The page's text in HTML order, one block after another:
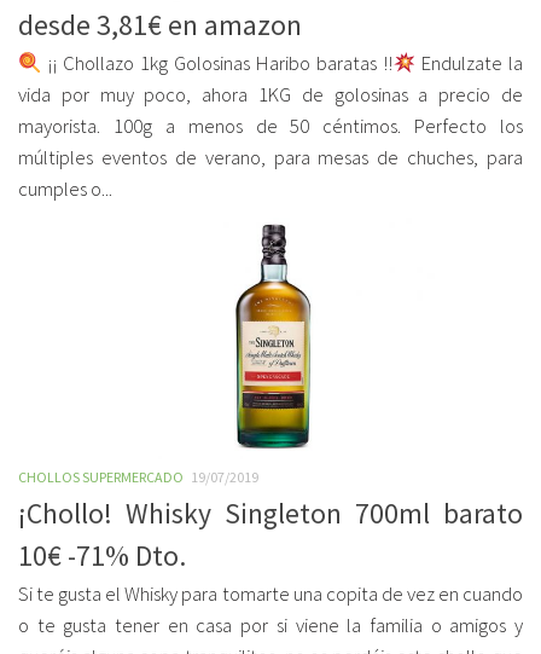
desde 3,81€ en amazon
¡¡ Chollazo 1kg Golosinas Haribo baratas !!
Endulzate la
vida por muy poco, ahora 1KG de golosinas a precio de
mayorista. 100g a menos de 50 céntimos. Perfecto los
múltiples eventos de verano, para mesas de chuches, para
cumples o...
CHOLLOS SUPERMERCADO 19/07/2019
¡Chollo! Whisky Singleton 700ml barato
10€ -71% Dto.
Si te gusta el Whisky para tomarte una copita de vez en cuando
o te gusta tener en casa por si viene la familia o amigos y